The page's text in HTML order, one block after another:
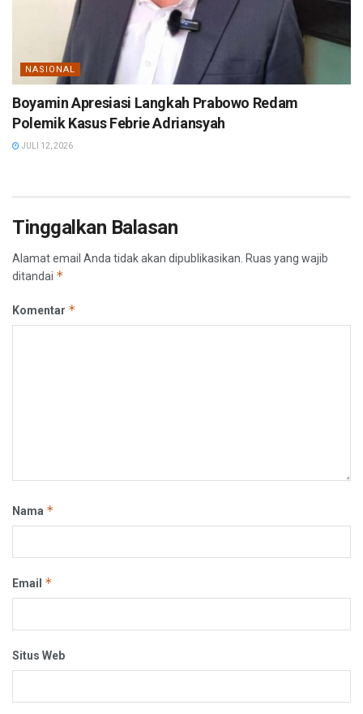
NASIONAL
Boyamin Apresiasi Langkah Prabowo Redam
Polemik Kasus Febrie Adriansyah
JULI 12, 2026
Tinggalkan Balasan
Alamat email Anda tidak akan dipublikasikan. Ruas yang wajib
ditandai *
Komentar *
Nama *
Email *
Situs Web